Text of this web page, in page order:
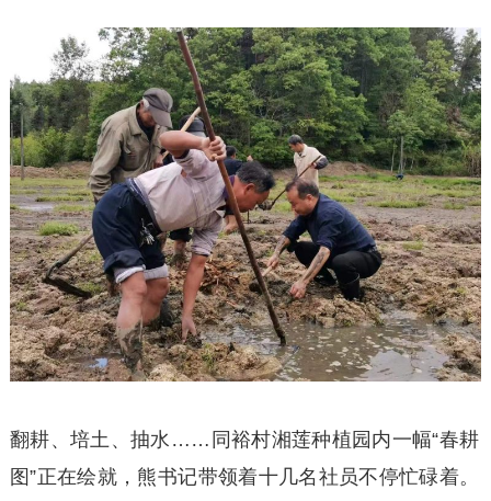
翻耕、培土、抽水……同裕村湘莲种植园内一幅“春耕
图”正在绘就，熊书记带领着十几名社员不停忙碌着。